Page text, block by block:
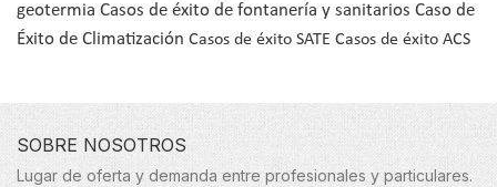
geotermia Casos de éxito de fontanería y sanitarios Caso de
Éxito de Climatización Casos de éxito SATE Casos de éxito ACS
SOBRE NOSOTROS
Lugar de oferta y demanda entre profesionales y particulares.